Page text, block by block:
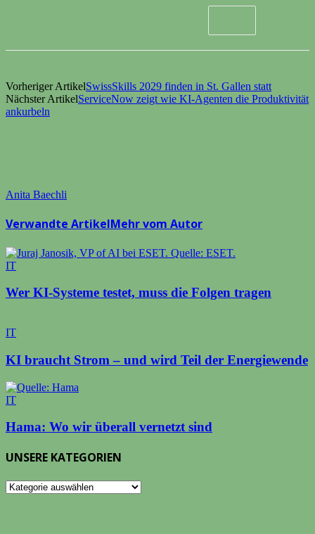
Vorheriger ArtikelSwissSkills 2029 finden in St. Gallen statt
Nächster ArtikelServiceNow zeigt wie KI-Agenten die Produktivität
ankurbeln
Anita Baechli
Verwandte ArtikelMehr vom Autor
IT
Wer KI-Systeme testet, muss die Folgen tragen
IT
KI braucht Strom – und wird Teil der Energiewende
IT
Hama: Wo wir überall vernetzt sind
UNSERE KATEGORIEN
UNSERE